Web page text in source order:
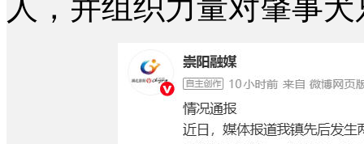
人，并组织力量对肇事